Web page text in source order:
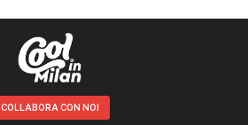
COLLABORA CON NOI